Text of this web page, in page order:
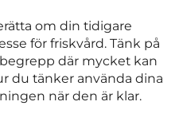
om din tidigare
för friskvård. Tänk på
där mycket kan
du tänker använda dina
när den är klar.